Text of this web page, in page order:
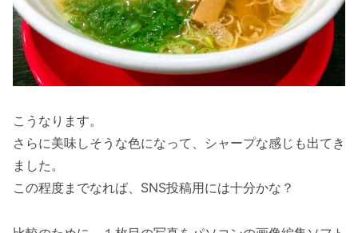
こうなります。
さらに美味しそうな色になって、シャープな感じも出てき
ました。
この程度までなれば、SNS投稿用には十分かな？